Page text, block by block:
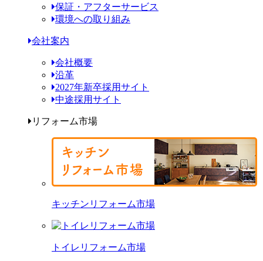
保証・アフターサービス
環境への取り組み
会社案内
会社概要
沿革
2027年新卒採用サイト
中途採用サイト
リフォーム市場
キッチンリフォーム市場
トイレリフォーム市場